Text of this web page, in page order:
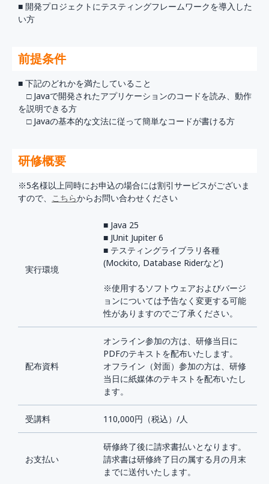
■ 開発プロジェクトにテスティングフレームワークを導入した
い方
前提条件
■ 下記のどれかを満たしていること
□ Javaで開発されたアプリケーションのコードを読み、動作
を説明できる方
□ Javaの基本的な文法に従って簡単なコードが書ける方
研修概要
※5名様以上同時にお申込の場合には割引サービスがございま
すので、 こちらからお問い合わせください
実行環境
■ Java 25
■ JUnit Jupiter 6
■ テスティングライブラリ各種
(Mockito, Database Riderなど)
※使用するソフトウェアおよびバージ
ョンについては予告なく変更する可能
性がありますのでご了承ください。
配布資料
オンライン参加の方は、研修当日に
PDFのテキストを配布いたします。
オフライン（対面）参加の方は、研修
当日に紙媒体のテキストを配布いたし
ます。
受講料 110,000円（税込）/人
お支払い
研修終了後に請求書払いとなります。
請求書は研修終了日の属する月の月末
までに送付いたします。